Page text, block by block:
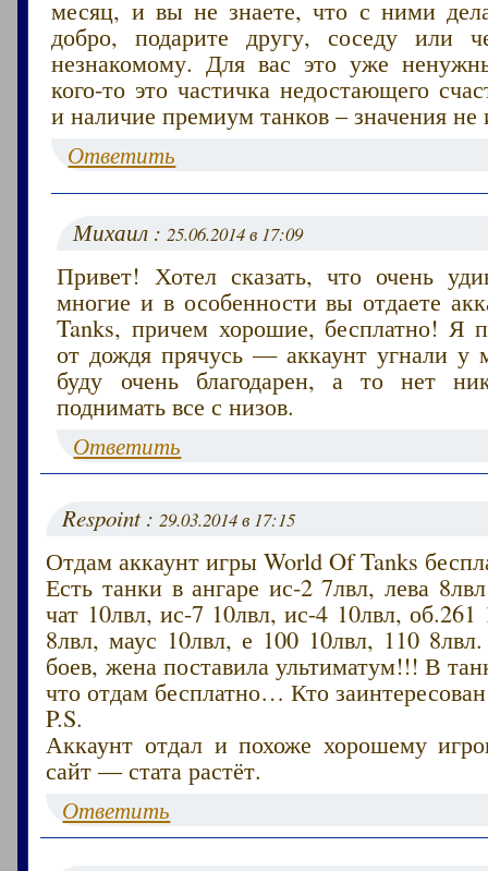
месяц, и вы не знаете, что с ними
добро, подарите другу, соседу или
незнакомому. Для вас это уже
кого-то это частичка недостающего
и наличие премиум танков – значения не
Ответить
Михаил :25.06.2014 в 17:09
Привет! Хотел сказать, что очень
многие и в особенности вы отдаете
Tanks, причем хорошие, бесплатно! Я
от дождя прячусь — аккаунт угнали у
буду очень благодарен, а то нет
поднимать все с низов.
Ответить
Respoint :29.03.2014 в 17:15
Отдам аккаунт игры World Of Tanks
Есть танки в ангаре ис-2 7лвл, лева
чат 10лвл, ис-7 10лвл, ис-4 10лвл,
8лвл, маус 10лвл, е 100 10лвл, 110
боев, жена поставила ультиматум!!! В
что отдам бесплатно… Кто
P.S.
Аккаунт отдал и похоже хорошему
сайт — стата растёт.
Ответить